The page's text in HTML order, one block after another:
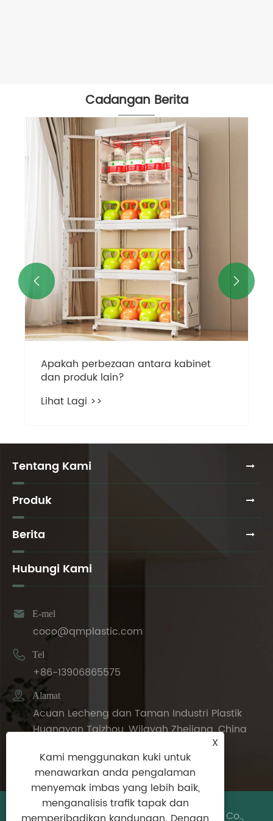
Cadangan Berita
kabinet
Kotak Penyimpanan
kehidupan, tingkatkan
Lihat Lagi >>
 
Tentang Kami
Produk
Berita
Hubungi Kami
 E-mel
coco@qmplastic.com
 Tel
+86-13906865575
 Alamat
Acuan Lecheng dan Taman Industri Plastik
Huangyan Taizhou, Wilayah Zhejiang, China
Hak Cipta © 2024 Taizhou DeDeer Plastic Co.,
X
Kami menggunakan kuki untuk
menawarkan anda pengalaman
menyemak imbas yang lebih baik,
menganalisis trafik tapak dan